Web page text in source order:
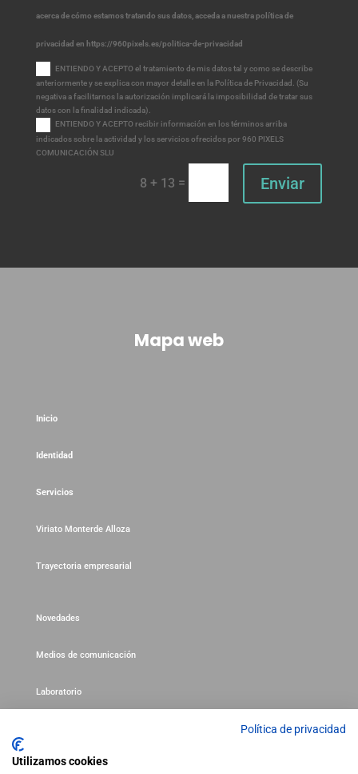
acerca de cómo estamos tratando sus datos, acceda a nuestra política de
privacidad en https://960pixels.es/politica-de-privacidad
ENTIENDO Y ACEPTO el tratamiento de mis datos tal y como se describe
anteriormente y se explica con mayor detalle en la Política de Privacidad. (Su
negativa a facilitarnos la autorización implicará la imposibilidad de tratar sus
datos con la finalidad indicada).
ENTIENDO Y ACEPTO recibir información en los términos arriba
indicados sobre la actividad y los servicios ofrecidos por 960 PIXELS
COMUNICACIÓN SLU
8 + 13 = Enviar
Mapa web
Inicio
Identidad
Servicios
Viriato Monterde Alloza
Trayectoria empresarial
Novedades
Medios de comunicación
Laboratorio
Política de privacidad
Utilizamos cookies